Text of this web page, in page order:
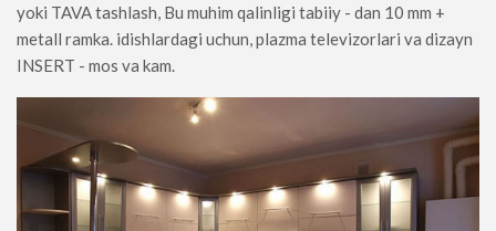
yoki TAVA tashlash, Bu muhim qalinligi tabiiy - dan 10 mm +
metall ramka. idishlardagi uchun, plazma televizorlari va dizayn
INSERT - mos va kam.